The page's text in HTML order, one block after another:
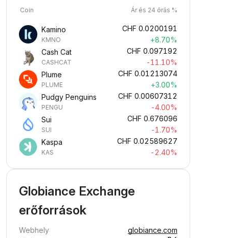
Coin Ár és 24 órás %
Kamino
KMNO
CHF 0.0200191
+8.70%
Cash Cat
CASHCAT
CHF 0.097192
-11.10%
Plume
PLUME
CHF 0.01213074
+3.00%
Pudgy Penguins
PENGU
CHF 0.00607312
-4.00%
Sui
SUI
CHF 0.676096
-1.70%
Kaspa
KAS
CHF 0.02589627
-2.40%
Globiance Exchange
erőforrások
Webhely
globiance.com